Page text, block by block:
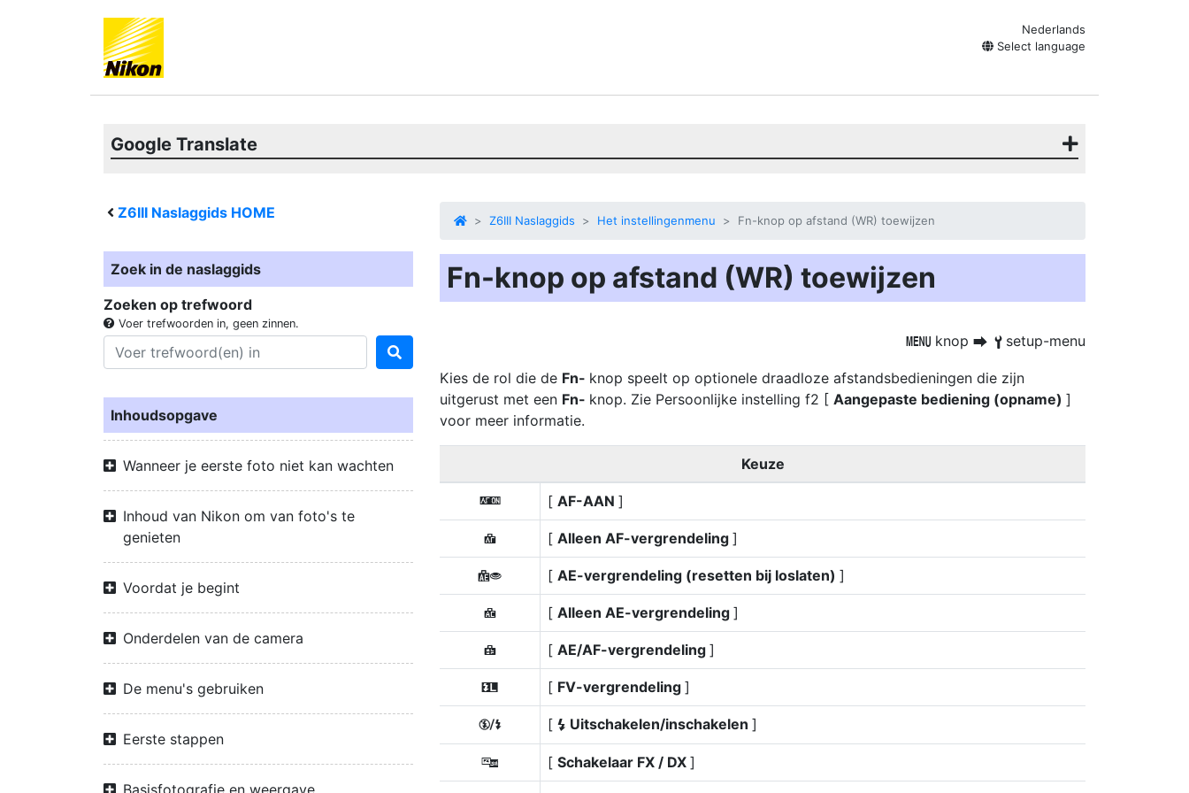
Nederlands
Select language
Google Translate
Z6III Naslaggids HOME
Zoek in de naslaggids
Zoeken op trefwoord
Voer trefwoorden in, geen zinnen.
Inhoudsopgave
Wanneer je eerste foto niet kan wachten
Inhoud van Nikon om van foto's te
genieten
Voordat je begint
Onderdelen van de camera
De menu's gebruiken
Eerste stappen
Basisfotografie en weergave
Z6III Naslaggids Het instellingenmenu Fn-knop op afstand (WR) toewijzen
Fn-knop op afstand (WR) toewijzen
G knop U B setup-menu
Kies de rol die de Fn- knop speelt op optionele draadloze afstandsbedieningen die zijn
uitgerust met een Fn- knop. Zie Persoonlijke instelling f2 [ Aangepaste bediening (opname) ]
voor meer informatie.
Keuze
A [ AF-AAN ]
F [ Alleen AF-vergrendeling ]
D [ AE-vergrendeling (resetten bij loslaten) ]
C [ Alleen AE-vergrendeling ]
B [ AE/AF-vergrendeling ]
r [ FV-vergrendeling ]
h [ c Uitschakelen/inschakelen ]
K [ Schakelaar FX / DX ]